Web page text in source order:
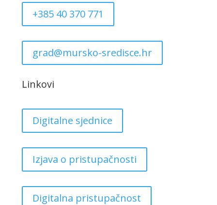
+385 40 370 771
grad@mursko-sredisce.hr
Linkovi
Digitalne sjednice
Izjava o pristupačnosti
Digitalna pristupačnost